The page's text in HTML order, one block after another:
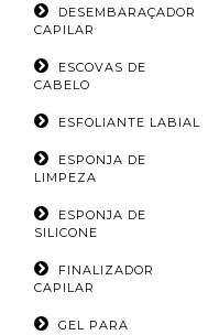
DESEMBARAÇADOR
CAPILAR
ESCOVAS DE
CABELO
ESFOLIANTE LABIAL
ESPONJA DE
LIMPEZA
ESPONJA DE
SILICONE
FINALIZADOR
CAPILAR
GEL PARA